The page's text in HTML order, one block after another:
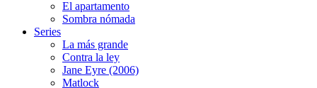
El apartamento
Sombra nómada
Series
La más grande
Contra la ley
Jane Eyre (2006)
Matlock